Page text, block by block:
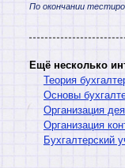
По окончании
Ещё несколько
Теория
Основы
Организация
Организация
Бухгалтерский